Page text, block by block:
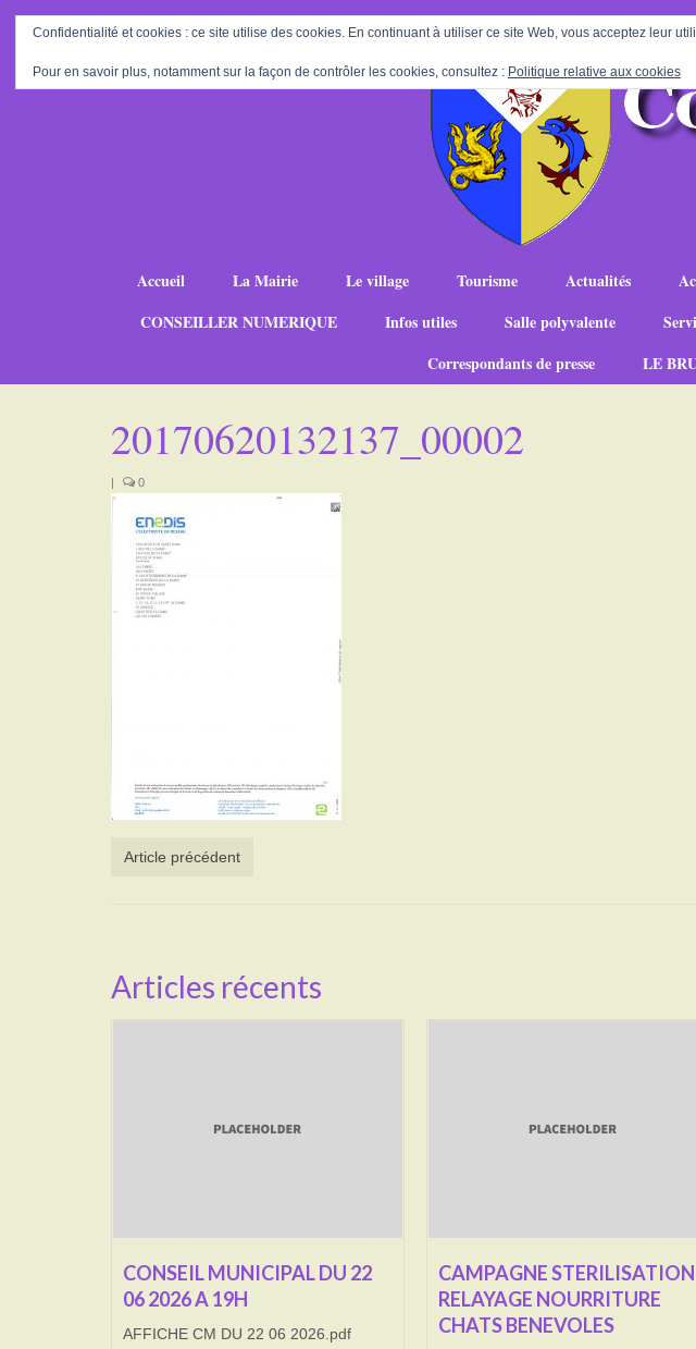
Accueil La Mairie Le village Tourisme Actualités
CONSEILLER NUMERIQUE
Infos utiles Salle polyvalente
Correspondants de presse
LE
20170620132137_00002
| 0
Article précédent
Articles récents
CONSEIL MUNICIPAL DU 22
06 2026 A 19H
AFFICHE CM DU 22 06 2026.pdf
CAMPAGNE
RELAYAGE NOURRITURE
CHATS BENEVOLES
Confidentialité et cookies : ce site utilise des cookies. En continuant à utiliser ce site Web, vous acceptez leur
Pour en savoir plus, notamment sur la façon de contrôler les cookies, consultez : Politique relative aux cookies